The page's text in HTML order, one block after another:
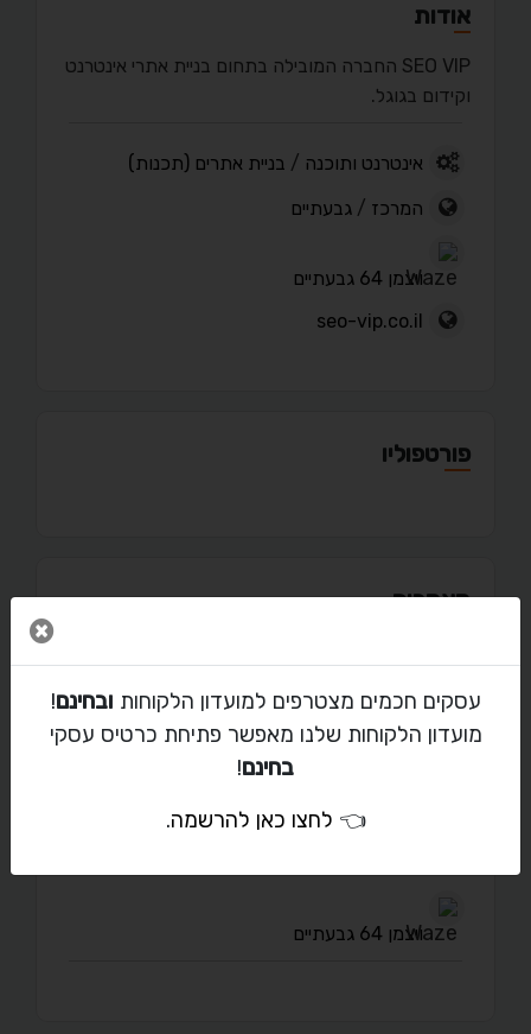
אודות
SEO VIP החברה המובילה בתחום בניית אתרי אינטרנט
וקידום בגוגל.
אינטרנט ותוכנה / בניית אתרים (תכנות)
המרכז / גבעתיים
ויצמן 64 גבעתיים
seo-vip.co.il
פורטפוליו
מאמרים
יצירת קשר עם אלמוג גרציאן
almogracian@gmail.com
ויצמן 64 גבעתיים
עסקים חכמים מצטרפים למועדון הלקוחות ובחינם!
מועדון הלקוחות שלנו מאפשר פתיחת כרטיס עסקי
בחינם!
👈 לחצו כאן להרשמה.